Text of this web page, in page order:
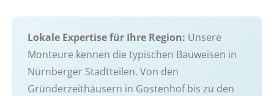
Lokale Expertise für Ihre Region: Unsere
Monteure kennen die typischen Bauweisen in
Nürnberger Stadtteilen. Von den
Gründerzeithäusern in Gostenhof bis zu den